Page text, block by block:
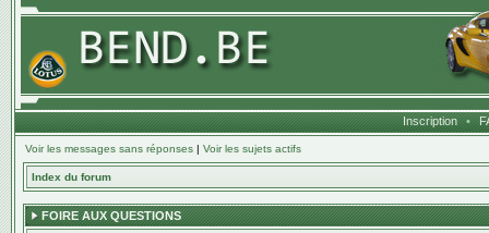
Inscription •
Voir les messages sans réponses | Voir les sujets actifs
Index du forum
FOIRE AUX QUESTIONS